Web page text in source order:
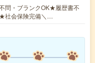
問・ブランクOK★履歴書不
社会保険完備＼…